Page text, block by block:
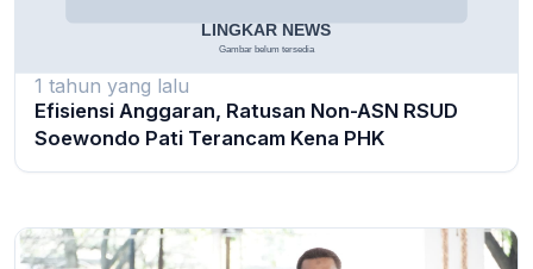
1 tahun yang lalu
Efisiensi Anggaran, Ratusan Non-ASN RSUD
Soewondo Pati Terancam Kena PHK